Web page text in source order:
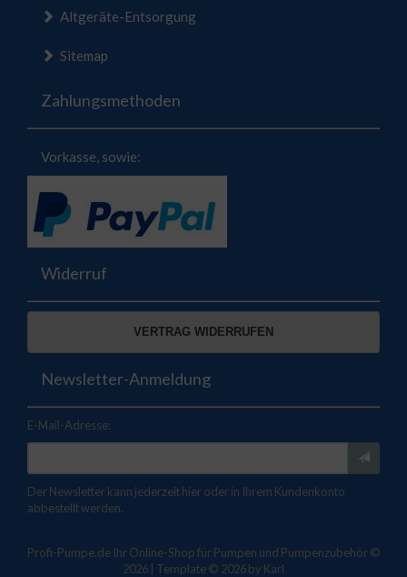
Altgeräte-Entsorgung
Sitemap
Zahlungsmethoden
Vorkasse, sowie:
Widerruf
VERTRAG WIDERRUFEN
Newsletter-Anmeldung
E-Mail-Adresse:
Der Newsletter kann jederzeit hier oder in Ihrem Kundenkonto
abbestellt werden.
Profi-Pumpe.de Ihr Online-Shop für Pumpen und Pumpenzubehör ©
2026 | Template © 2026 by Karl